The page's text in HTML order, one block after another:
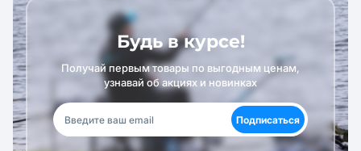
Будь в курсе!
Получай первым товары по выгодным ценам,
узнавай об акциях и новинках
Подписаться